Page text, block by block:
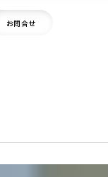
お問合せ